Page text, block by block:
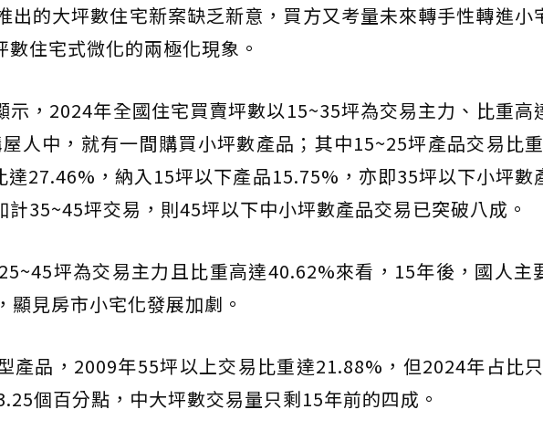
出的大坪數住宅新案缺乏新意，買方又考量未來轉手性轉進小
住宅式微化的兩極化現象。
示，2024年全國住宅買賣坪數以15~35坪為交易主力、比重高
人中，就有一間購買小坪數產品；其中15~25坪產品交易比
達27.46%，納入15坪以下產品15.75%，亦即35坪以下小坪數
計35~45坪交易，則45坪以下中小坪數產品交易已突破八成。
坪為交易主力且比重高達40.62%來看，15年後，國人主
顯見房市小宅化發展加劇。
產品，2009年55坪以上交易比重達21.88%，但2024年占比
個百分點，中大坪數交易量只剩15年前的四成。